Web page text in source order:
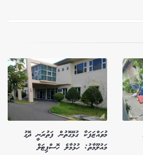
މުވައްޒަފަކާ ގުޅޭގޮތުން ފަތުރަނީ ދޮގު
މައުލޫމާތު: ހުޅުމާލެ ހޮސްޕިޓަލް